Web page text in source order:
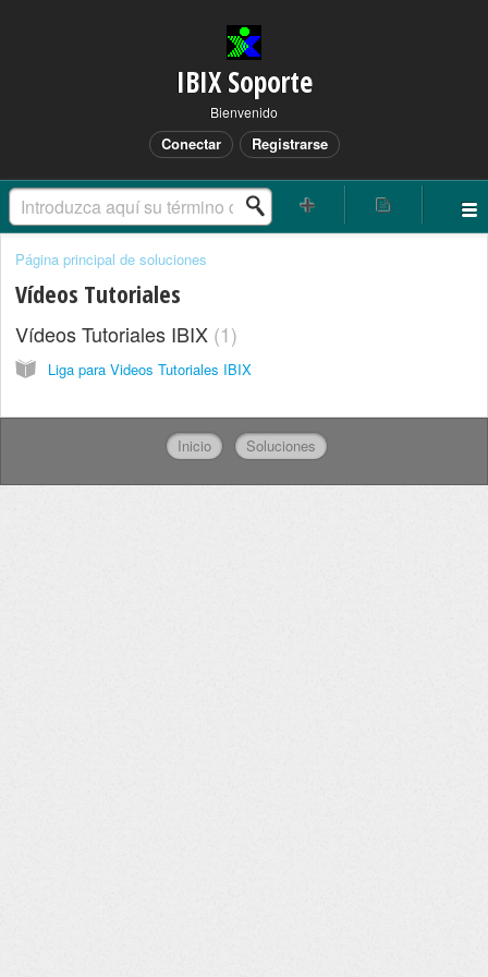
IBIX Soporte
Bienvenido
Conectar Registrarse
Página principal de soluciones
Vídeos Tutoriales
Vídeos Tutoriales IBIX 1
Liga para Videos Tutoriales IBIX
Inicio Soluciones